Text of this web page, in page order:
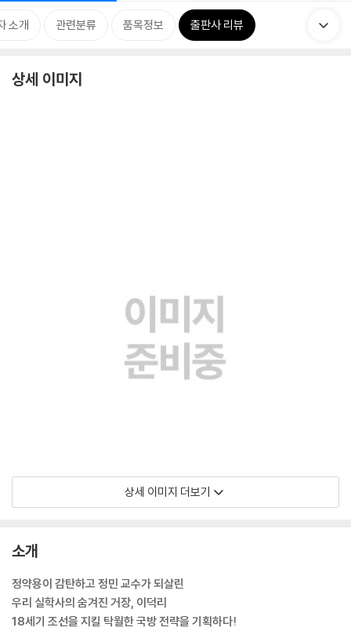
소개 관련분류 품목정보 출판사 리뷰
상세 이미지
상세 이미지 더보기
소개
정약용이 감탄하고 정민 교수가 되살린
우리 실학사의 숨겨진 거장, 이덕리
18세기 조선을 지킬 탁월한 국방 전략을 기획하다!